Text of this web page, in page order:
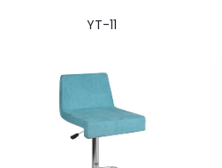
YT-11